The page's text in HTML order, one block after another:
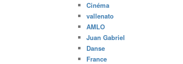
Cinéma
vallenato
AMLO
Juan Gabriel
Danse
France